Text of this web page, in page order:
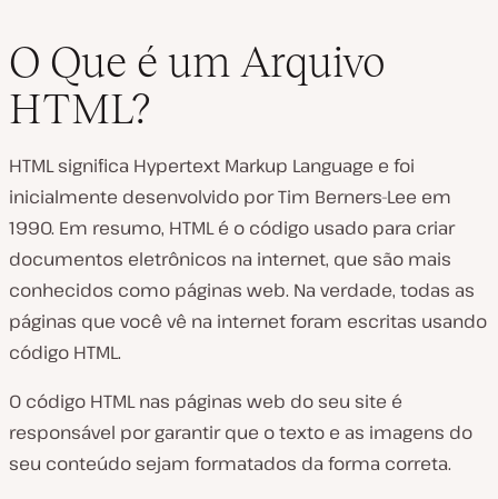
O Que é um Arquivo
HTML?
HTML significa Hypertext Markup Language e foi
inicialmente desenvolvido por Tim Berners-Lee em
1990. Em resumo, HTML é o código usado para criar
documentos eletrônicos na internet, que são mais
conhecidos como páginas web. Na verdade, todas as
páginas que você vê na internet foram escritas usando
código HTML.
O código HTML nas páginas web do seu site é
responsável por garantir que o texto e as imagens do
seu conteúdo sejam formatados da forma correta.